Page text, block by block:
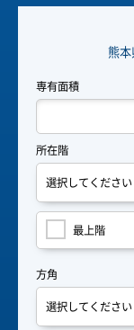
熊本
専有面積
所在階
最上階
方角